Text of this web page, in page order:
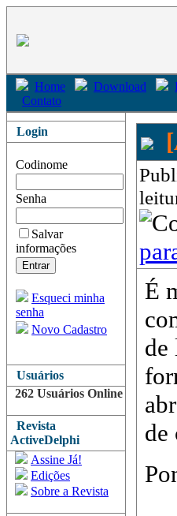
Home Download
Contato
Login
Codinome
Senha
Salvar
informações
Esqueci minha
senha
Novo Cadastro
Usuários
262 Usuários Online
Revista
ActiveDelphi
Assine Já!
Edições
Sobre a Revista
É
de
de